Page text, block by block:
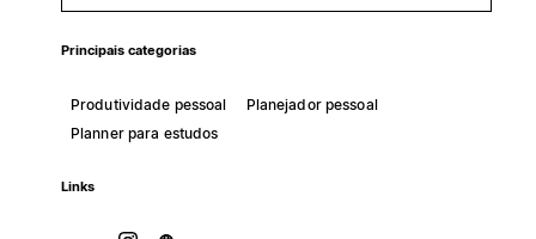
Principais categorias
Produtividade pessoal
Planejador pessoal
Planner para estudos
Links